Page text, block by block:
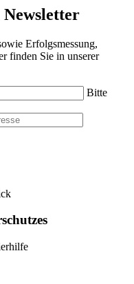
Newsletter
Erfolgsmessung,
finden Sie in unserer
Bitte